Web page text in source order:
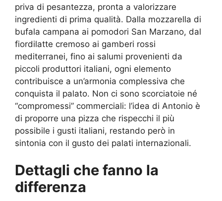
priva di pesantezza, pronta a valorizzare
ingredienti di prima qualità. Dalla mozzarella di
bufala campana ai pomodori San Marzano, dal
fiordilatte cremoso ai gamberi rossi
mediterranei, fino ai salumi provenienti da
piccoli produttori italiani, ogni elemento
contribuisce a un’armonia complessiva che
conquista il palato. Non ci sono scorciatoie né
“compromessi” commerciali: l’idea di Antonio è
di proporre una pizza che rispecchi il più
possibile i gusti italiani, restando però in
sintonia con il gusto dei palati internazionali.
Dettagli che fanno la
differenza